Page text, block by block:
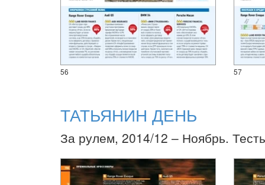
56 57
ТАТЬЯНИН ДЕНЬ
За рулем, 2014/12 – Ноябрь.